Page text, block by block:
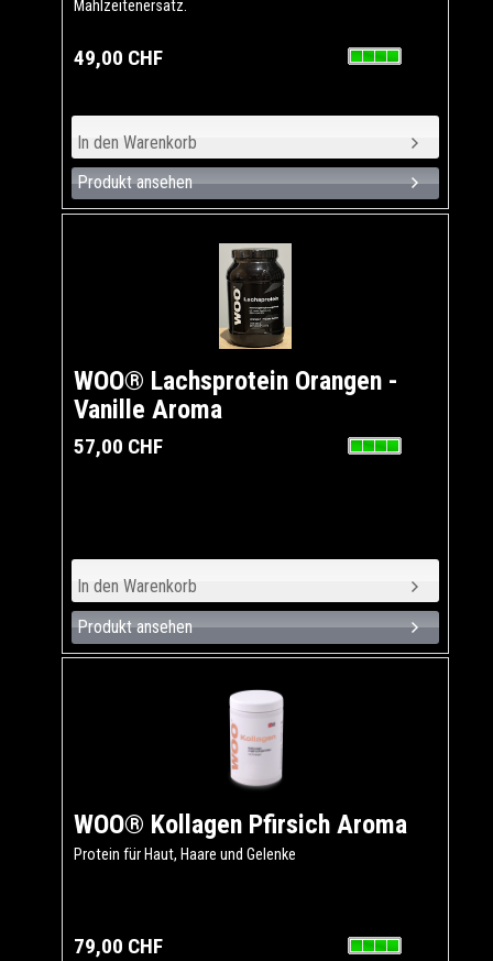
Mahlzeitenersatz.
49,00 CHF
Produkt ansehen
WOO® Lachsprotein Orangen -
Vanille Aroma
57,00 CHF
Produkt ansehen
WOO® Kollagen Pfirsich Aroma
Protein für Haut, Haare und Gelenke
79,00 CHF